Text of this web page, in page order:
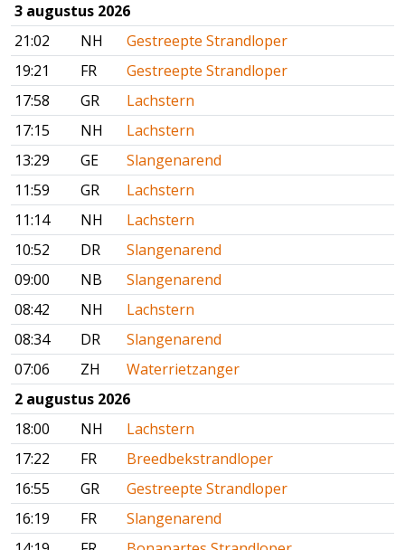
3 augustus 2026
21:02
NH
Gestreepte Strandloper
19:21
FR
Gestreepte Strandloper
17:58
GR
Lachstern
17:15
NH
Lachstern
13:29
GE
Slangenarend
11:59
GR
Lachstern
11:14
NH
Lachstern
10:52
DR
Slangenarend
09:00
NB
Slangenarend
08:42
NH
Lachstern
08:34
DR
Slangenarend
07:06
ZH
Waterrietzanger
2 augustus 2026
18:00
NH
Lachstern
17:22
FR
Breedbekstrandloper
16:55
GR
Gestreepte Strandloper
16:19
FR
Slangenarend